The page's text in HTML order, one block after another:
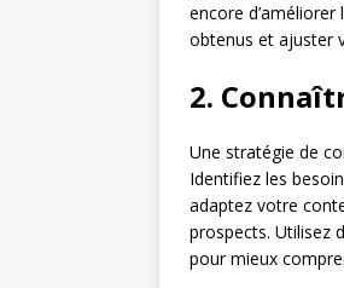
encore
obtenus et ajuster
2.
Une stratégie de
Identifiez les
adaptez votre
prospects. Utilisez
pour mieux